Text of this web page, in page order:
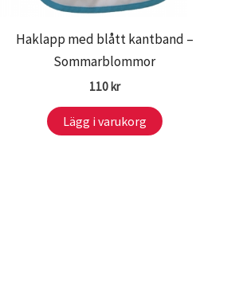
Haklapp med blått kantband –
Sommarblommor
110 kr
Lägg i varukorg